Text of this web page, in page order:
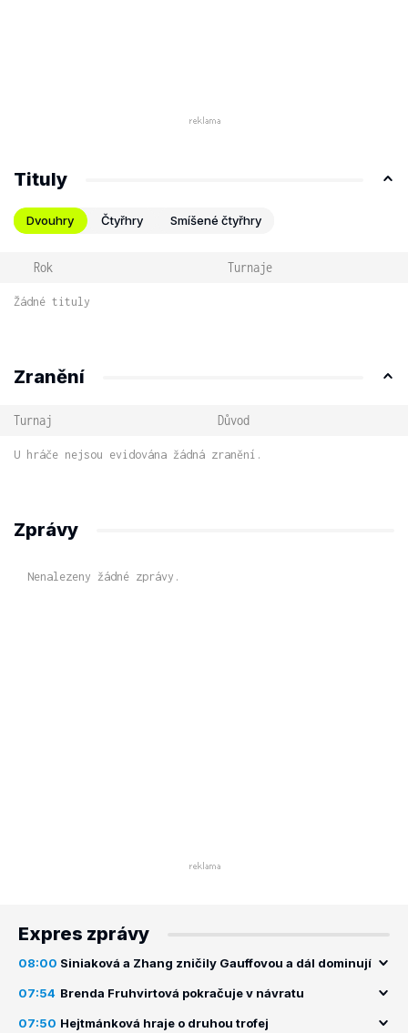
Tituly
Dvouhry Čtyřhry Smíšené čtyřhry
Rok Turnaje
Žádné tituly
Zranění
Turnaj Důvod
U hráče nejsou evidována žádná zranění.
Zprávy
Nenalezeny žádné zprávy.
Expres zprávy
08:00 Siniaková a Zhang zničily Gauffovou a dál dominují
07:54 Brenda Fruhvirtová pokračuje v návratu
07:50 Hejtmánková hraje o druhou trofej